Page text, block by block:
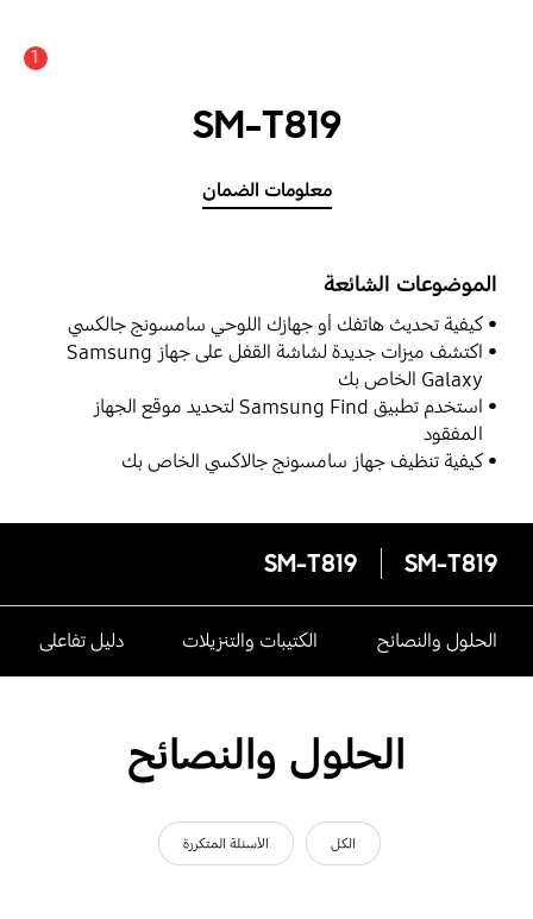
1
SM-T819
معلومات الضمان
الموضوعات الشائعة
كيفية تحديث هاتفك أو جهازك اللوحي سامسونج جالكسي
اكتشف ميزات جديدة لشاشة القفل على جهاز Samsung
Galaxy الخاص بك
استخدم تطبيق Samsung Find لتحديد موقع الجهاز
المفقود
كيفية تنظيف جهاز سامسونج جالاكسي الخاص بك
SM-T819
SM-T819
الحلول والنصائح الكتيبات والتنزيلات دليل تفاعلى
الحلول والنصائح
الكل الأسئلة المتكررة